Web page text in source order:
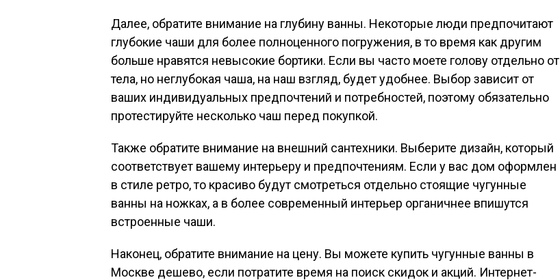
Далее, обратите внимание на глубину ванны. Некоторые люди предпочитают
глубокие чаши для более полноценного погружения, в то время как другим
больше нравятся невысокие бортики. Если вы часто моете голову отдельно от
тела, но неглубокая чаша, на наш взгляд, будет удобнее. Выбор зависит от
ваших индивидуальных предпочтений и потребностей, поэтому обязательно
протестируйте несколько чаш перед покупкой.
Также обратите внимание на внешний сантехники. Выберите дизайн, который
соответствует вашему интерьеру и предпочтениям. Если у вас дом оформлен
в стиле ретро, то красиво будут смотреться отдельно стоящие чугунные
ванны на ножках, а в более современный интерьер органичнее впишутся
встроенные чаши.
Наконец, обратите внимание на цену. Вы можете купить чугунные ванны в
Москве дешево, если потратите время на поиск скидок и акций. Интернет-